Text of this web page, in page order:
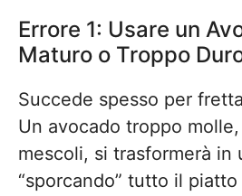
Errore 1: Usare un
Maturo o Troppo
Succede spesso per
Un avocado troppo
mescoli, si trasformerà in
“sporcando” tutto il